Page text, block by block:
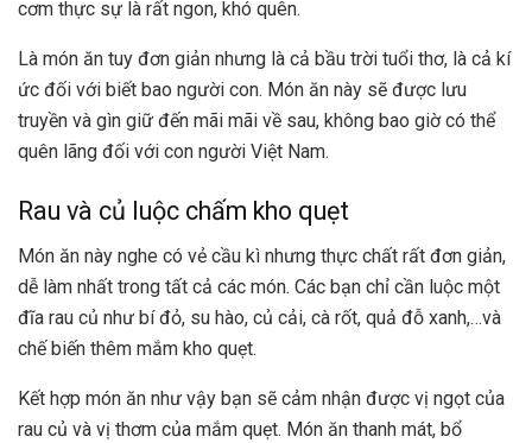
cơm thực sự là rất ngon, khó quên.
Là món ăn tuy đơn giản nhưng là cả bầu trời tuổi thơ, là cả kí
ức đối với biết bao người con. Món ăn này sẽ được lưu
truyền và gìn giữ đến mãi mãi về sau, không bao giờ có thể
quên lãng đối với con người Việt Nam.
Rau và củ luộc chấm kho quẹt
Món ăn này nghe có vẻ cầu kì nhưng thực chất rất đơn giản,
dễ làm nhất trong tất cả các món. Các bạn chỉ cần luộc một
đĩa rau củ như bí đỏ, su hào, củ cải, cà rốt, quả đỗ xanh,…và
chế biến thêm mắm kho quẹt.
Kết hợp món ăn như vậy bạn sẽ cảm nhận được vị ngọt của
rau củ và vị thơm của mắm quẹt. Món ăn thanh mát, bổ